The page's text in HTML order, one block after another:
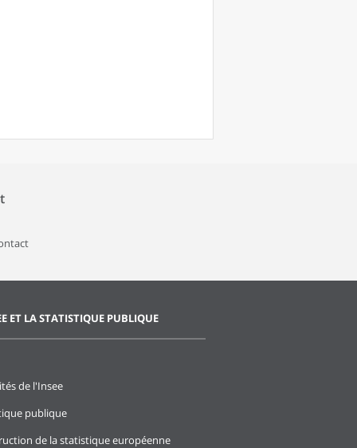
ET LA STATISTIQUE PUBLIQUE
de l'Insee
publique
de la statistique européenne